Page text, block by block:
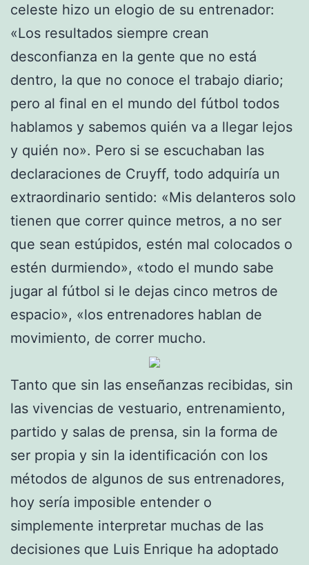
celeste hizo un elogio de su entrenador:
«Los resultados siempre crean
desconfianza en la gente que no está
dentro, la que no conoce el trabajo diario;
pero al final en el mundo del fútbol todos
hablamos y sabemos quién va a llegar lejos
y quién no». Pero si se escuchaban las
declaraciones de Cruyff, todo adquiría un
extraordinario sentido: «Mis delanteros solo
tienen que correr quince metros, a no ser
que sean estúpidos, estén mal colocados o
estén durmiendo», «todo el mundo sabe
jugar al fútbol si le dejas cinco metros de
espacio», «los entrenadores hablan de
movimiento, de correr mucho.
Tanto que sin las enseñanzas recibidas, sin
las vivencias de vestuario, entrenamiento,
partido y salas de prensa, sin la forma de
ser propia y sin la identificación con los
métodos de algunos de sus entrenadores,
hoy sería imposible entender o
simplemente interpretar muchas de las
decisiones que Luis Enrique ha adoptado